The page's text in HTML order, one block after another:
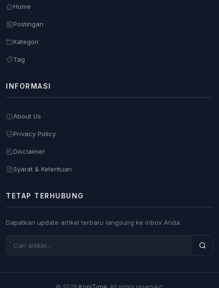
Home
Postingan
Kategori
Tag
INFORMASI
About Us
Privacy Policy
Disclaimer
Syarat & Ketentuan
TETAP TERHUBUNG
Dapatkan update artikel terbaru langsung ke inbox Anda.